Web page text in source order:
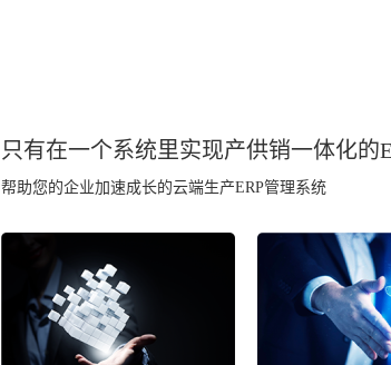
只有在一个系统里实现产供销一体化的
帮助您的企业加速成长的云端生产ERP管理系统